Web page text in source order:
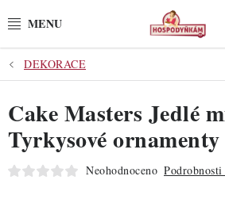
na
POTŘEBY
POMŮCKY
SUROVINY
DEKORACE
Cake Masters Jedlé
Tyrkysové ornamenty
Neohodnoceno